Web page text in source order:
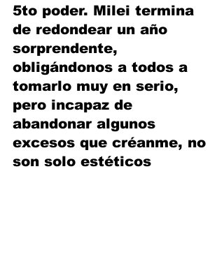
5to poder. Milei termina
de redondear un año
sorprendente,
obligándonos a todos a
tomarlo muy en serio,
pero incapaz de
abandonar algunos
excesos que créanme, no
son solo estéticos